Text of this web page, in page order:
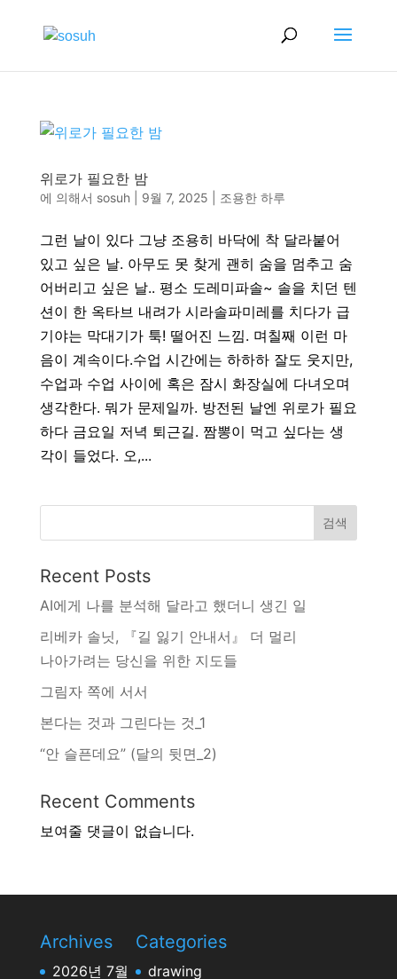
위로가 필요한 밤
에 의해서 sosuh| 9월 7, 2025 조용한 하루
그런 날이 있다 그냥 조용히 바닥에 착 달라붙어
있고 싶은 날. 아무도 못 찾게 괜히 숨을 멈추고 숨
어버리고 싶은 날.. 평소 도레미파솔~ 솔을 치던 텐
션이 한 옥타브 내려가 시라솔파미레를 치다가 급
기야는 막대기가 툭! 떨어진 느낌. 며칠째 이런 마
음이 계속이다.수업 시간에는 하하하 잘도 웃지만,
수업과 수업 사이에 혹은 잠시 화장실에 다녀오며
생각한다. 뭐가 문제일까. 방전된 날엔 위로가 필요
하다 금요일 저녁 퇴근길. 짬뽕이 먹고 싶다는 생
각이 들었다. 오,...
검색
Recent Posts
AI에게 나를 분석해 달라고 했더니 생긴 일
리베카 솔닛, 『길 잃기 안내서』 더 멀리
나아가려는 당신을 위한 지도들
그림자 쪽에 서서
본다는 것과 그린다는 것_1
“안 슬픈데요” (달의 뒷면_2)
Recent Comments
보여줄 댓글이 없습니다.
Archives
2026년 7월
Categories
drawing